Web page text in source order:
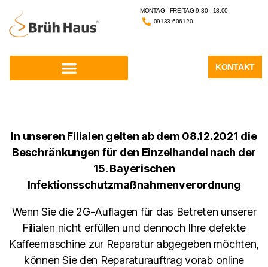
MONTAG - FREITAG 9:30 - 18:00
09133 606120
KONTAKT
In unseren Filialen gelten ab dem 08.12.2021 die
Beschränkungen für den Einzelhandel nach der
15. Bayerischen
Infektionsschutzmaßnahmenverordnung
Wenn Sie die 2G-Auflagen für das Betreten unserer
Filialen nicht erfüllen und dennoch Ihre defekte
Kaffeemaschine zur Reparatur abgegeben möchten,
können Sie den Reparaturauftrag vorab online